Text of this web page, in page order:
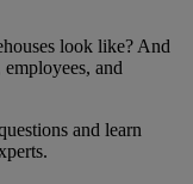
look like? And
and
and learn